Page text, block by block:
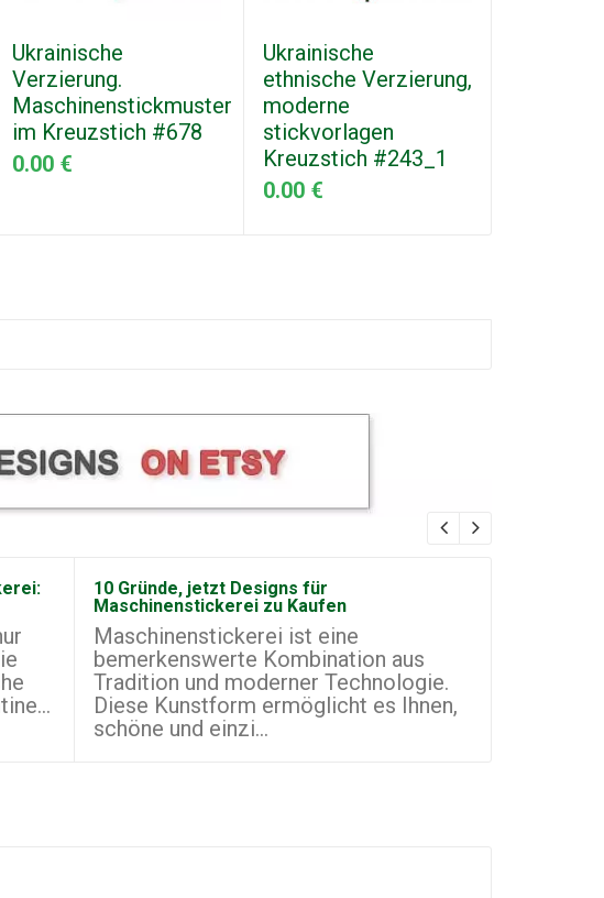
Ukrainische
Verzierung.
Maschinenstickmuster
im Kreuzstich #678
0.00 €
Ukrainische
ethnische Verzierung,
moderne
stickvorlagen
Kreuzstich #243_1
0.00 €
10 Gründe, jetzt Designs für
Maschinenstickerei zu Kaufen
Maschinenstickerei ist eine
bemerkenswerte Kombination aus
Tradition und moderner Technologie.
Diese Kunstform ermöglicht es Ihnen,
schöne und einzi...